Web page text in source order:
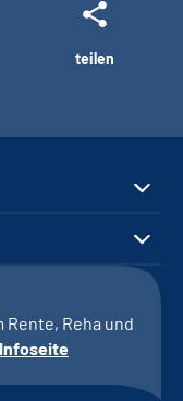
teilen
Reha und
Infoseite